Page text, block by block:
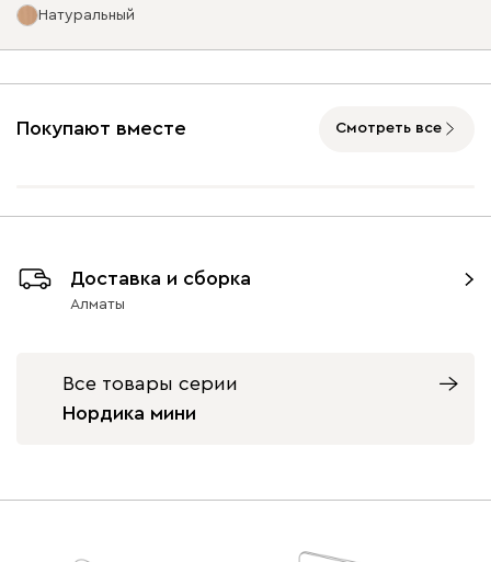
Бентори
Бежевый Графит
Натуральный
7460
Покупают вместе Смотреть все
Доставка и сборка
Алматы
Все товары серии
Нордика мини